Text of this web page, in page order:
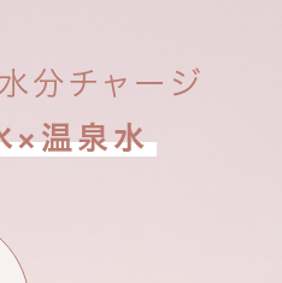
分チャージ
×温泉水
格20%OFFが
はこちら